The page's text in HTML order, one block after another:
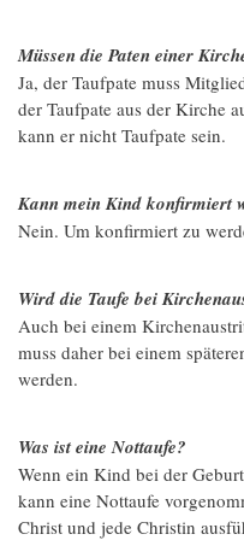
Müssen die Paten einer
Ja, der Taufpate muss
der Taufpate aus der Kirche
kann er nicht Taufpate sein.
Kann mein Kind konfirmiert
Nein. Um konfirmiert zu
Wird die Taufe bei
Auch bei einem
muss daher bei einem
werden.
Was ist eine Nottaufe?
Wenn ein Kind bei der
kann eine Nottaufe
Christ und jede Christin